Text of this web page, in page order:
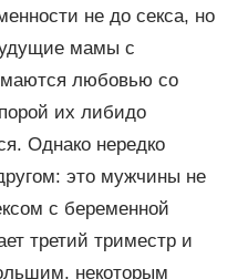
не до секса, но
мамы с
любовью со
их либидо
Однако нередко
это мужчины не
с беременной
третий триместр и
некоторым